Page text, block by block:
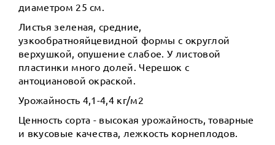
диаметром 25 см.
Листья зеленая, средние,
узкообратнояйцевидной формы с округлой
верхушкой, опушение слабое. У листовой
пластинки много долей. Черешок с
антоциановой окраской.
Урожайность 4,1-4,4 кг/м2
Ценность сорта - высокая урожайность, товарные
и вкусовые качества, лежкость корнеплодов.